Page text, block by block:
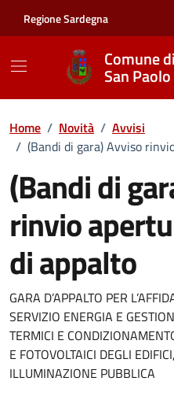
Regione Sardegna
Comune
San Paolo
Home / Novità / Avvisi
/ (Bandi di gara) Avviso
(Bandi di
rinvio
di appalto
Dettagli della
GARA D’APPALTO PER
SERVIZIO ENERGIA E
TERMICI E
E FOTOVOLTAICI DEGLI
ILLUMINAZIONE PUBBLICA